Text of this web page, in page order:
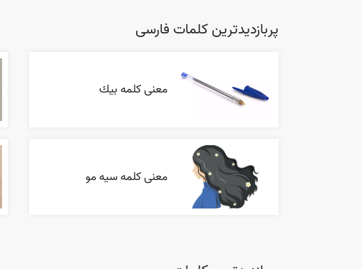
پربازدیدترین کلمات فارسی
معنی کلمه بيك
معنی کلمه سیه مو